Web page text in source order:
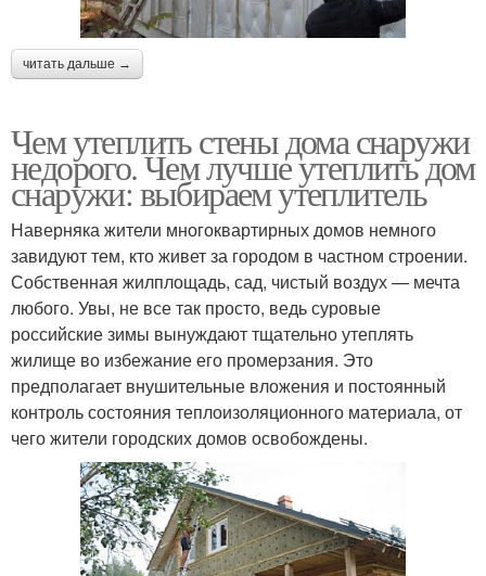
читать дальше →
Чем утеплить стены дома снаружи
недорого. Чем лучше утеплить дом
снаружи: выбираем утеплитель
Наверняка жители многоквартирных домов немного
завидуют тем, кто живет за городом в частном строении.
Собственная жилплощадь, сад, чистый воздух — мечта
любого. Увы, не все так просто, ведь суровые
российские зимы вынуждают тщательно утеплять
жилище во избежание его промерзания. Это
предполагает внушительные вложения и постоянный
контроль состояния теплоизоляционного материала, от
чего жители городских домов освобождены.